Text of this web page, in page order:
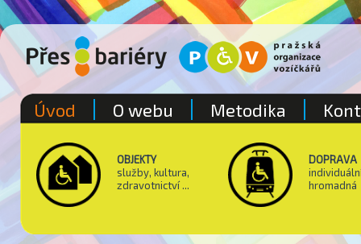
OBJEKTY
služby, kultura,
zdravotnictví ...
DOPRAVA
hromadná
Úvod O webu Metodika